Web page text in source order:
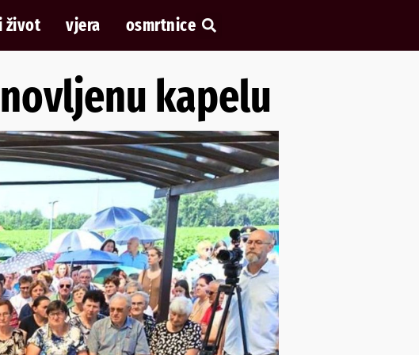
život vjera osmrtnice
kapelu